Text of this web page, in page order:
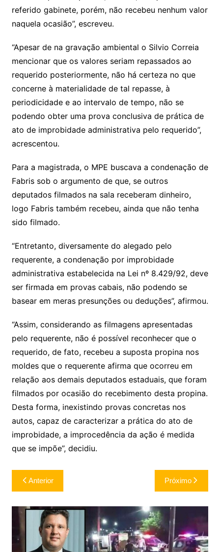
referido gabinete, porém, não recebeu nenhum valor
naquela ocasião”, escreveu.
“Apesar de na gravação ambiental o Silvio Correia
mencionar que os valores seriam repassados ao
requerido posteriormente, não há certeza no que
concerne à materialidade de tal repasse, à
periodicidade e ao intervalo de tempo, não se
podendo obter uma prova conclusiva de prática de
ato de improbidade administrativa pelo requerido”,
acrescentou.
Para a magistrada, o MPE buscava a condenação de
Fabris sob o argumento de que, se outros
deputados filmados na sala receberam dinheiro,
logo Fabris também recebeu, ainda que não tenha
sido filmado.
“Entretanto, diversamente do alegado pelo
requerente, a condenação por improbidade
administrativa estabelecida na Lei nº 8.429/92, deve
ser firmada em provas cabais, não podendo se
basear em meras presunções ou deduções”, afirmou.
“Assim, considerando as filmagens apresentadas
pelo requerente, não é possível reconhecer que o
requerido, de fato, recebeu a suposta propina nos
moldes que o requerente afirma que ocorreu em
relação aos demais deputados estaduais, que foram
filmados por ocasião do recebimento desta propina.
Desta forma, inexistindo provas concretas nos
autos, capaz de caracterizar a prática do ato de
improbidade, a improcedência da ação é medida
que se impõe”, decidiu.
Navegação
de
Post
Anterior Próximo